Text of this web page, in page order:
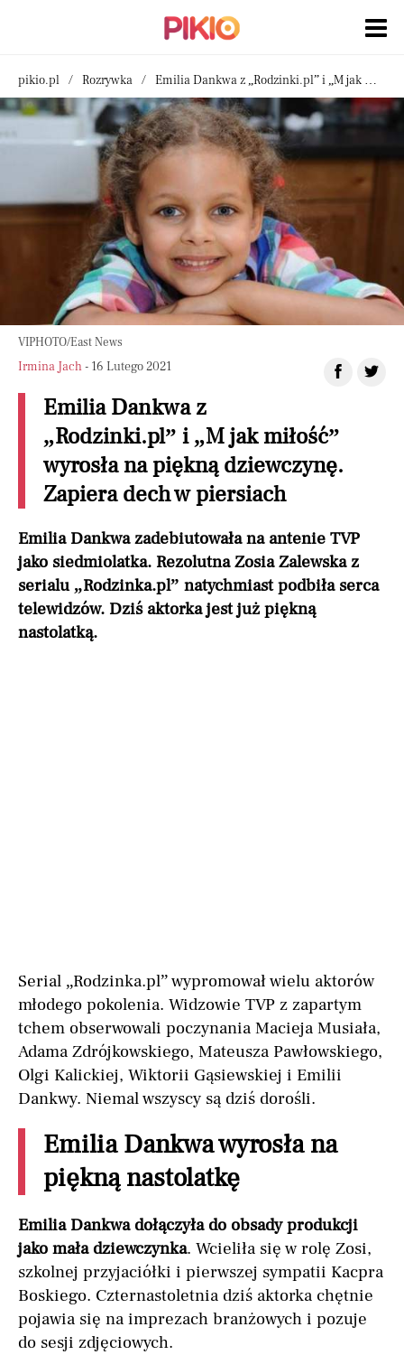
pikio.pl Rozrywka Emilia Dankwa z „Rodzinki.pl” i „M jak miłość” wyrosła na piękną dziewczynę. Zapiera dech w piersiach
VIPHOTO/East News
Irmina Jach- 16 Lutego 2021
Emilia Dankwa z
„Rodzinki.pl” i „M jak miłość”
wyrosła na piękną dziewczynę.
Zapiera dech w piersiach
Emilia Dankwa zadebiutowała na antenie TVP
jako siedmiolatka. Rezolutna Zosia Zalewska z
serialu „Rodzinka.pl” natychmiast podbiła serca
telewidzów. Dziś aktorka jest już piękną
nastolatką.
Serial „Rodzinka.pl” wypromował wielu aktorów
młodego pokolenia. Widzowie TVP z zapartym
tchem obserwowali poczynania Macieja Musiała,
Adama Zdrójkowskiego, Mateusza Pawłowskiego,
Olgi Kalickiej, Wiktorii Gąsiewskiej i Emilii
Dankwy. Niemal wszyscy są dziś dorośli.
Emilia Dankwa wyrosła na
piękną nastolatkę
Emilia Dankwa dołączyła do obsady produkcji
jako mała dziewczynka. Wcieliła się w rolę Zosi,
szkolnej przyjaciółki i pierwszej sympatii Kacpra
Boskiego. Czternastoletnia dziś aktorka chętnie
pojawia się na imprezach branżowych i pozuje
do sesji zdjęciowych.